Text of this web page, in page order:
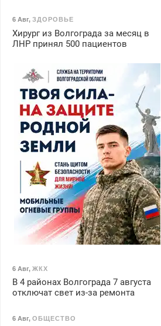
6 Авг, ЗДОРОВЬЕ
Хирург из Волгограда за месяц в
ЛНР принял 500 пациентов
6 Авг, ЖКХ
В 4 районах Волгограда 7 августа
отключат свет из-за ремонта
6 Авг, ОБЩЕСТВО